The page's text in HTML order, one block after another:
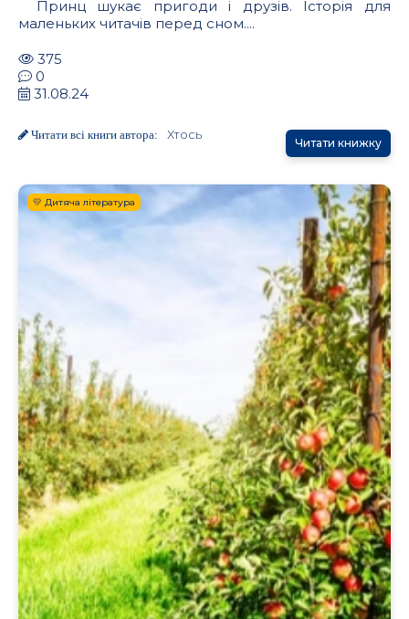
Принц шукає пригоди і друзів. Історія для
маленьких читачів перед сном....
375
0
31.08.24
Читати всі книги автора: Хтось
Читати книжку
💛 Дитяча література